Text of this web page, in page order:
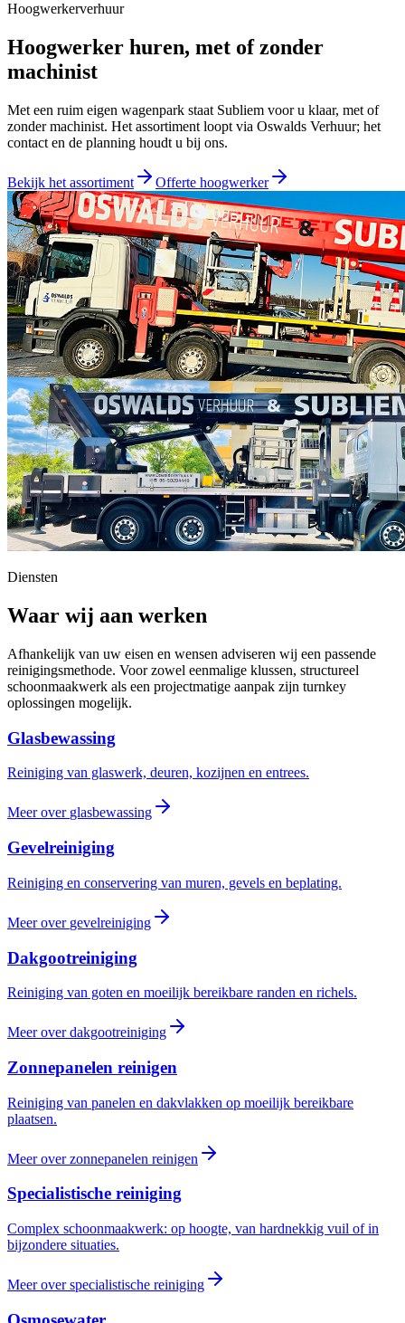
Hoogwerkerverhuur
Hoogwerker huren, met of zonder
machinist
Met een ruim eigen wagenpark staat Subliem voor u klaar, met of
zonder machinist. Het assortiment loopt via Oswalds Verhuur; het
contact en de planning houdt u bij ons.
Bekijk het assortiment Offerte hoogwerker
Diensten
Waar wij aan werken
Afhankelijk van uw eisen en wensen adviseren wij een passende
reinigingsmethode. Voor zowel eenmalige klussen, structureel
schoonmaakwerk als een projectmatige aanpak zijn turnkey
oplossingen mogelijk.
Glasbewassing
Reiniging van glaswerk, deuren, kozijnen en entrees.
Meer over glasbewassing
Gevelreiniging
Reiniging en conservering van muren, gevels en beplating.
Meer over gevelreiniging
Dakgootreiniging
Reiniging van goten en moeilijk bereikbare randen en richels.
Meer overdakgootreiniging
Zonnepanelen reinigen
Reiniging van panelen en dakvlakken op moeilijk bereikbare
plaatsen.
Meer overzonnepanelen reinigen
Specialistische reiniging
Complex schoonmaakwerk: op hoogte, van hardnekkig vuil of in
bijzondere situaties.
Meer overspecialistische reiniging